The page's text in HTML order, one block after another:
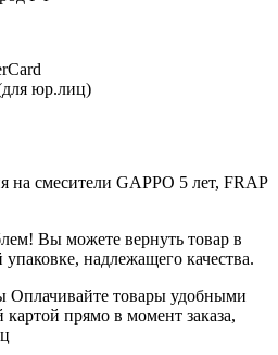
юр.лиц)
на смесители GAPPO 5 лет, FRAP
Вы можете вернуть товар в
надлежащего качества.
Оплачивайте товары удобными
прямо в момент заказа,